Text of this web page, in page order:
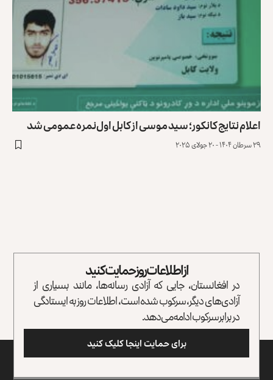
اعلام نتایج کانکور؛ سید موسی از کابل اول‌نمره عمومی شد
۲۹ سرطان ۱۴۰۴ - ۲۰ جولای ۲۰۲۵
از اطلاعات روز حمایت کنید
در افغانستان، جایی که آزادی رسانه‌ها، مانند بسیاری از
آزادی‌های دیگر، سرکوب شده است، اطلاعات روز به ایستادگی
در برابر سرکوب ادامه می‌دهد.
برای حمایت اینجا کلیک کنید